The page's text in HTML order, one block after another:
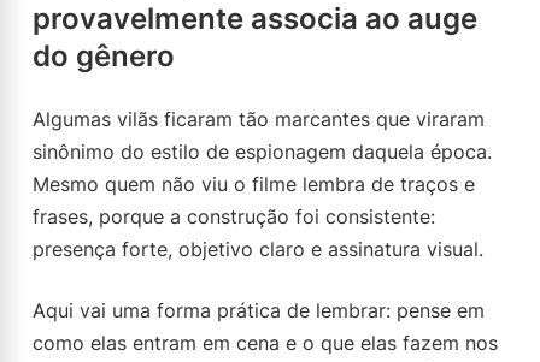
provavelmente associa ao auge
do gênero
Algumas vilãs ficaram tão marcantes que viraram
sinônimo do estilo de espionagem daquela época.
Mesmo quem não viu o filme lembra de traços e
frases, porque a construção foi consistente:
presença forte, objetivo claro e assinatura visual.
Aqui vai uma forma prática de lembrar: pense em
como elas entram em cena e o que elas fazem nos